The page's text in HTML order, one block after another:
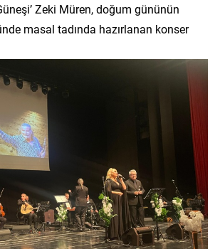
Zeki Müren, doğum gününün
masal tadında hazırlanan konser